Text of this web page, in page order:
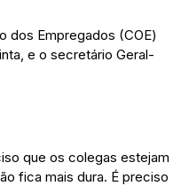
dos Empregados (COE)
e o secretário Geral-
que os colegas estejam
fica mais dura. É preciso